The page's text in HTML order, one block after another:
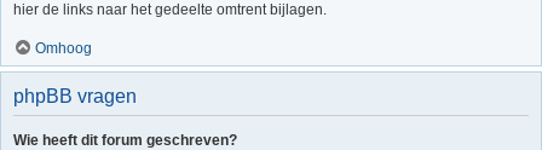
hier de links naar het gedeelte omtrent bijlagen.
Omhoog
phpBB vragen
Wie heeft dit forum geschreven?